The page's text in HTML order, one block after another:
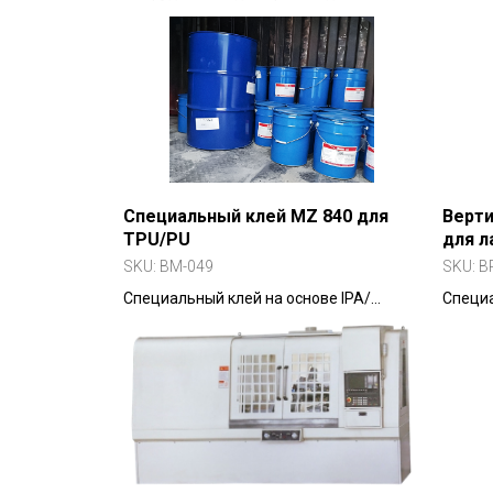
круглых, квадратных, шестигранных
прутков и арматуры. 18 клетей,
бесскручивающая прокатка, экономия
энергии до 45%.
Специальный клей MZ 840 для
TPU/PU
SKU: BM-049
Специальный клей на основе IPA/
толуола для прозрачных TPU и
полиуретанов. Подходит для обуви,
мембран и технических изделий.
для
SKU: